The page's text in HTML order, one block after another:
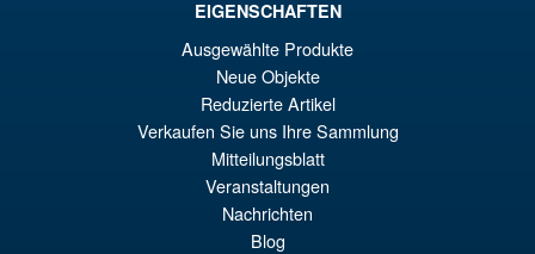
IN DEN WARENKORB
Flame Toys Transformers Bug
Bite Furai Model Kit
EIGENSCHAFTEN
Ausgewählte Produkte
Neue Objekte
Reduzierte Artikel
Verkaufen Sie uns Ihre Sammlung
Mitteilungsblatt
Veranstaltungen
Nachrichten
Blog